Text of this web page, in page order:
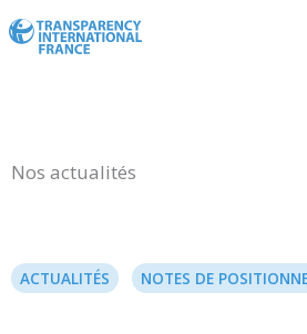
au
Nos actualités
ACTUALITÉS NOTES DE